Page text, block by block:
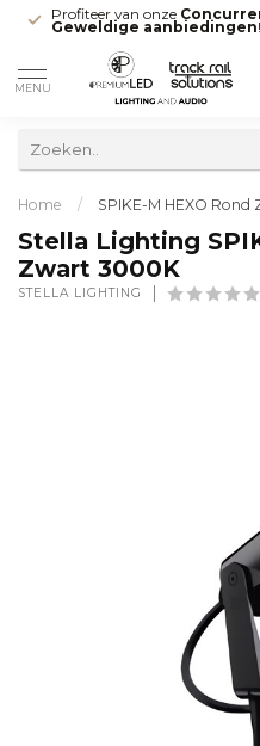
Profiteer van onze
Geweldige aanbiedingen!
MENU
Home / SPIKE-M HEXO
Stella Lighting
Zwart 3000K
STELLA LIGHTING